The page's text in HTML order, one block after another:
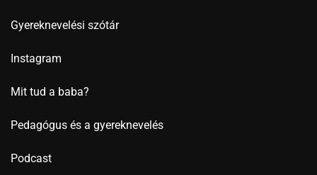
Gyereknevelési szótár
Instagram
Mit tud a baba?
Pedagógus és a gyereknevelés
Podcast